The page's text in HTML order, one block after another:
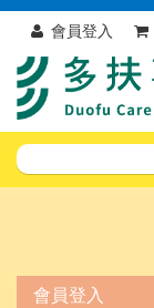
會員登入
會員登入